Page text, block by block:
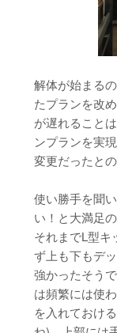
解体が始まる
たプランを改
が遅れること
ンプランを実
変更だったと
使い勝手を聞
い！と大満足の
それまでL型キ
ず上も下もデ
強かったそう
は頻繁には使
を入れておけ